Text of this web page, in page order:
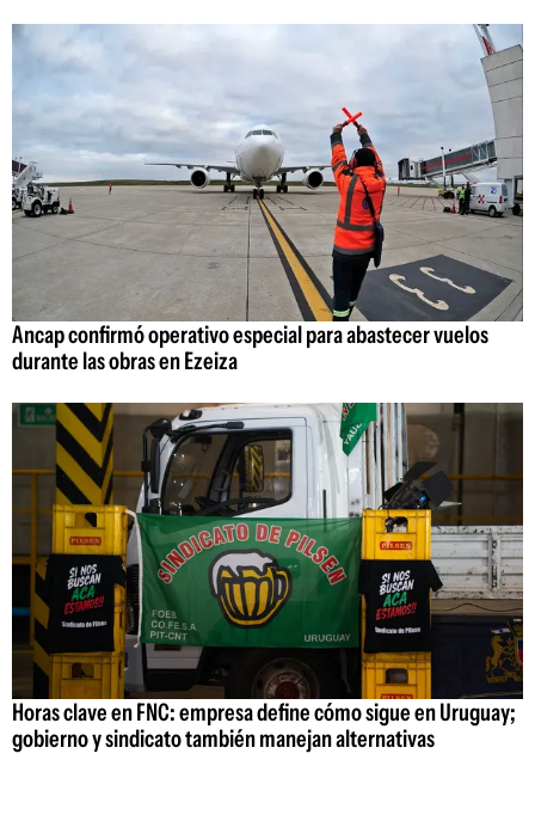
Ancap confirmó operativo especial para abastecer vuelos
durante las obras en Ezeiza
Horas clave en FNC: empresa define cómo sigue en Uruguay;
gobierno y sindicato también manejan alternativas